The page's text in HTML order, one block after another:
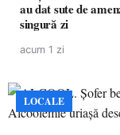
au dat sute de
singură zi
acum 1 zi
LOCALE